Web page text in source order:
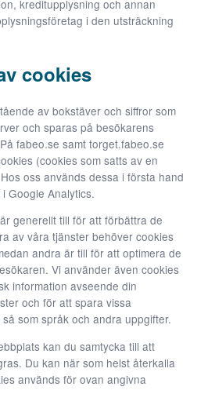
kreditupplysning och annan
i den utsträckning
cookies
av bokstäver och siffror som
och sparas på besökarens
fabeo.se samt torget.fabeo.se
(cookies som satts av en
oss används dessa i första hand
Google Analytics.
generellt till för att förbättra de
av våra tjänster behöver cookies
andra är till för att optimera de
Vi använder även cookies
information avseende din
och för att spara vissa
som språk och andra uppgifter.
kan du samtycka till att
Du kan när som helst återkalla
används för ovan angivna